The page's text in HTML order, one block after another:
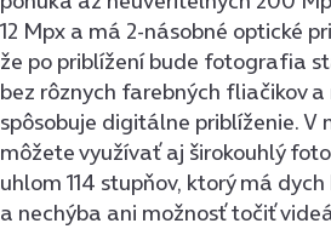
12 Mpx a má 2-násobné optické
že po priblížení bude fotografia
bez rôznych farebných fliačikov
spôsobuje digitálne priblíženie. V
môžete využívať aj širokouhlý
uhlom 114 stupňov, ktorý má
a nechýba ani možnosť točiť